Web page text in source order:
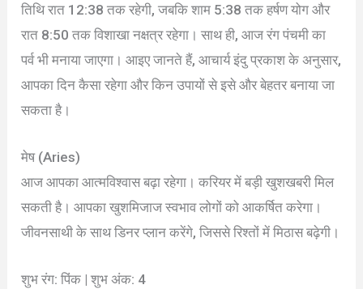
तिथि रात 12:38 तक रहेगी, जबकि शाम 5:38 तक हर्षण योग और
रात 8:50 तक विशाखा नक्षत्र रहेगा। साथ ही, आज रंग पंचमी का
पर्व भी मनाया जाएगा। आइए जानते हैं, आचार्य इंदु प्रकाश के अनुसार,
आपका दिन कैसा रहेगा और किन उपायों से इसे और बेहतर बनाया जा
सकता है।
मेष (Aries)
आज आपका आत्मविश्वास बढ़ा रहेगा। करियर में बड़ी खुशखबरी मिल
सकती है। आपका खुशमिजाज स्वभाव लोगों को आकर्षित करेगा।
जीवनसाथी के साथ डिनर प्लान करेंगे, जिससे रिश्तों में मिठास बढ़ेगी।
शुभ रंग: पिंक | शुभ अंक: 4